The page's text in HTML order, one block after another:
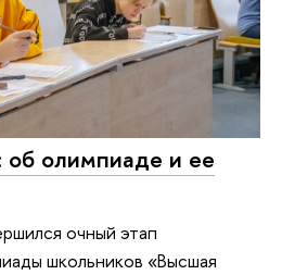
олимпиаде и ее
очный этап
школьников «Высшая